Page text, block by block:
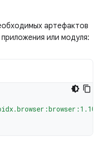
артефактов
или модуля: